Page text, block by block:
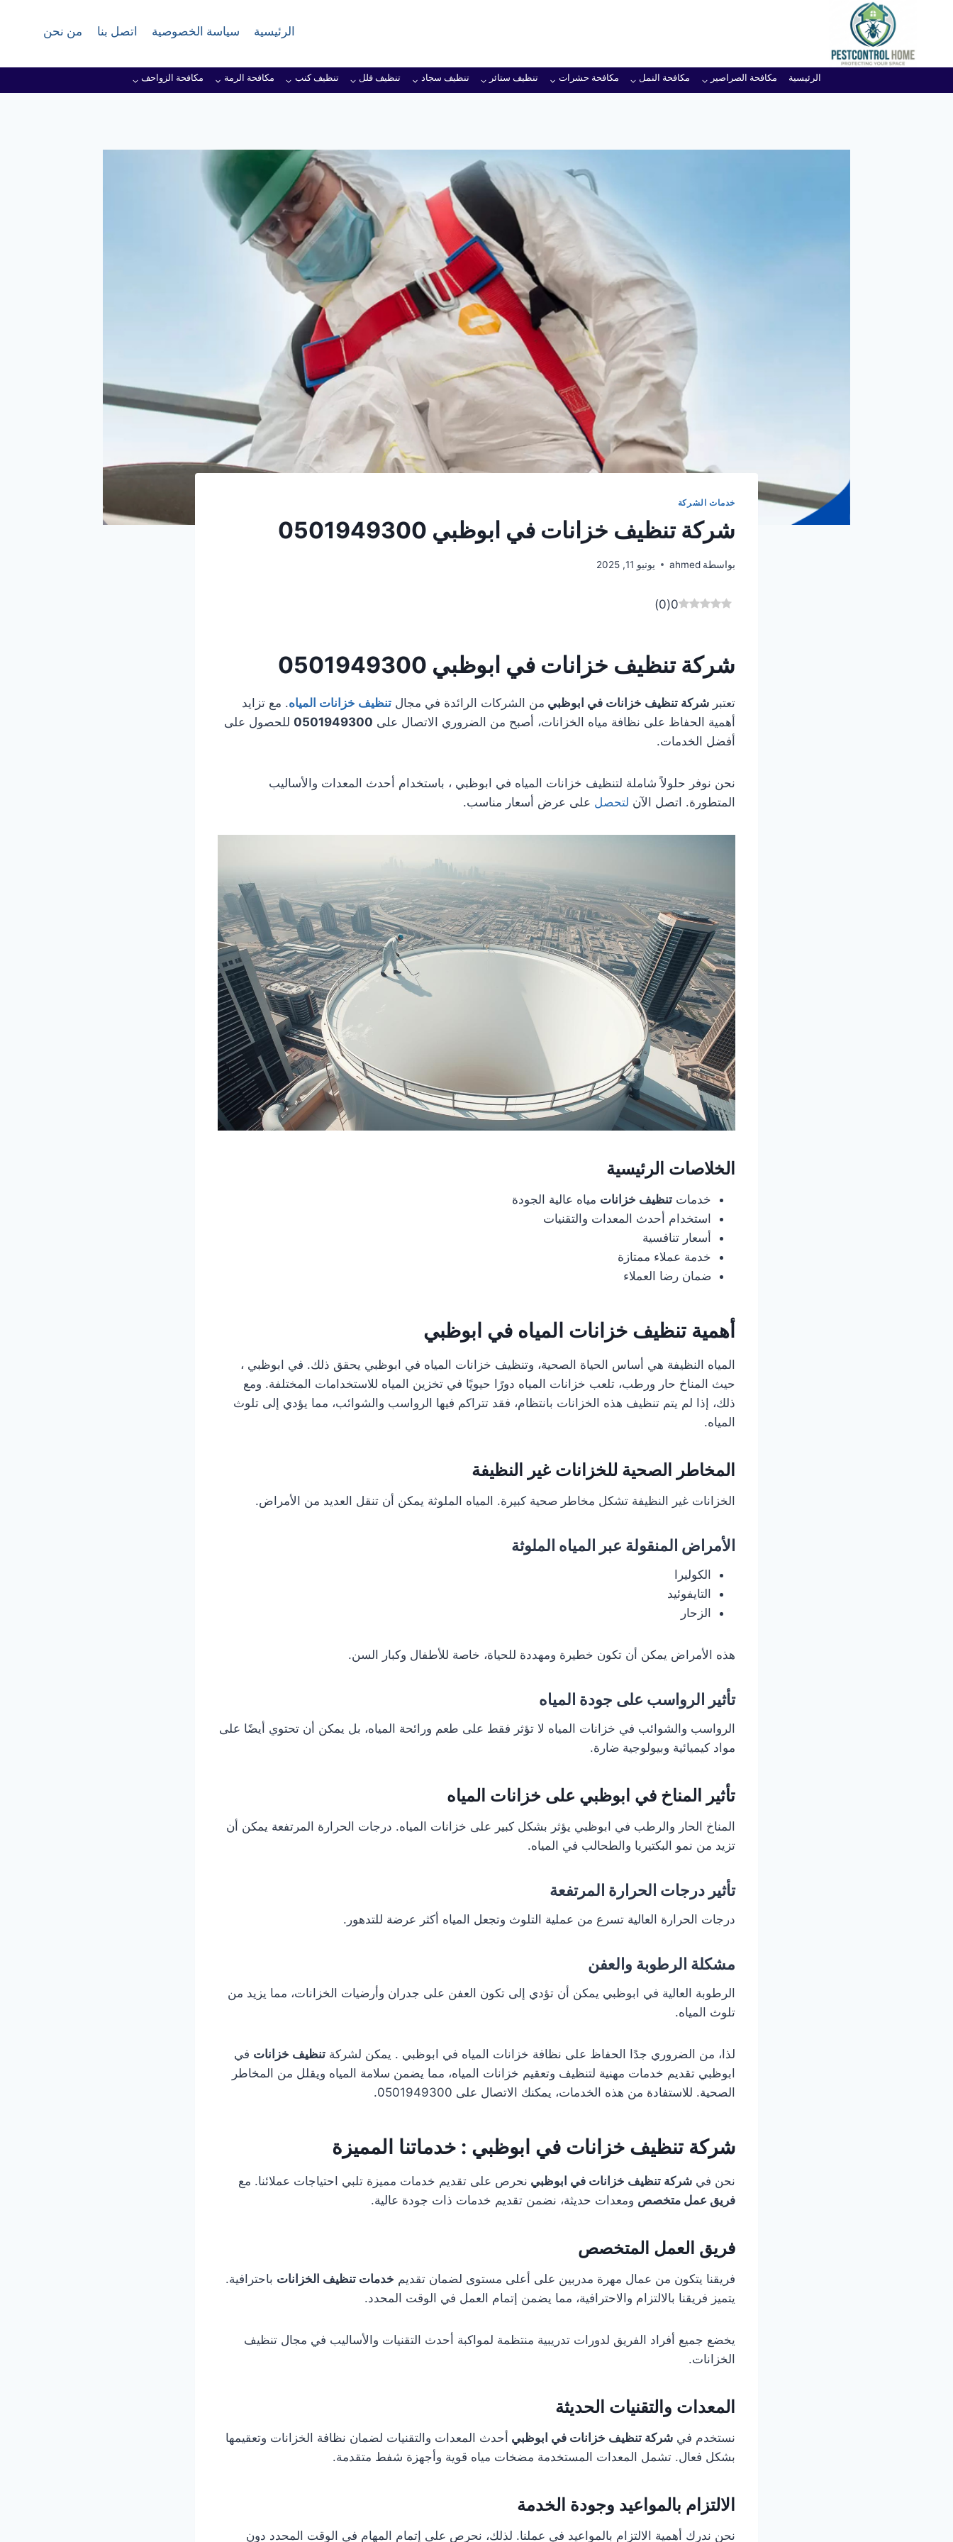
المحتوى
الرئيسية سياسة الخصوصية اتصل بنا من نحن
الرئيسية مكافحة الصراصير مكافحة النمل مكافحة حشرات تنظيف ستائر تنظيف سجاد تنظيف فلل تنظيف كنب مكافحة الرمة مكافحة الزواحف
خدمات الشركة
شركة تنظيف خزانات في ابوظبي 0501949300
بواسطة ahmed يونيو 11, 2025
0
(
0
)
شركة تنظيف خزانات في ابوظبي 0501949300
تعتبر شركة تنظيف خزانات في ابوظبي من الشركات الرائدة في مجال تنظيف خزانات المياه. مع تزايد
أهمية الحفاظ على نظافة مياه الخزانات، أصبح من الضروري الاتصال على 0501949300 للحصول على
أفضل الخدمات.
نحن نوفر حلولاً شاملة لتنظيف خزانات المياه في ابوظبي ، باستخدام أحدث المعدات والأساليب
المتطورة. اتصل الآن لتحصل على عرض أسعار مناسب.
الخلاصات الرئيسية
خدمات تنظيف خزانات مياه عالية الجودة
استخدام أحدث المعدات والتقنيات
أسعار تنافسية
خدمة عملاء ممتازة
ضمان رضا العملاء
أهمية تنظيف خزانات المياه في ابوظبي
المياه النظيفة هي أساس الحياة الصحية، وتنظيف خزانات المياه في ابوظبي يحقق ذلك. في ابوظبي ،
حيث المناخ حار ورطب، تلعب خزانات المياه دورًا حيويًا في تخزين المياه للاستخدامات المختلفة. ومع
ذلك، إذا لم يتم تنظيف هذه الخزانات بانتظام، فقد تتراكم فيها الرواسب والشوائب، مما يؤدي إلى تلوث
المياه.
المخاطر الصحية للخزانات غير النظيفة
الخزانات غير النظيفة تشكل مخاطر صحية كبيرة. المياه الملوثة يمكن أن تنقل العديد من الأمراض.
الأمراض المنقولة عبر المياه الملوثة
الكوليرا
التايفوئيد
الزحار
هذه الأمراض يمكن أن تكون خطيرة ومهددة للحياة، خاصة للأطفال وكبار السن.
تأثير الرواسب على جودة المياه
الرواسب والشوائب في خزانات المياه لا تؤثر فقط على طعم ورائحة المياه، بل يمكن أن تحتوي أيضًا على
مواد كيميائية وبيولوجية ضارة.
تأثير المناخ في ابوظبي على خزانات المياه
المناخ الحار والرطب في ابوظبي يؤثر بشكل كبير على خزانات المياه. درجات الحرارة المرتفعة يمكن أن
تزيد من نمو البكتيريا والطحالب في المياه.
تأثير درجات الحرارة المرتفعة
درجات الحرارة العالية تسرع من عملية التلوث وتجعل المياه أكثر عرضة للتدهور.
مشكلة الرطوبة والعفن
الرطوبة العالية في ابوظبي يمكن أن تؤدي إلى تكون العفن على جدران وأرضيات الخزانات، مما يزيد من
تلوث المياه.
لذا، من الضروري جدًا الحفاظ على نظافة خزانات المياه في ابوظبي . يمكن لشركة تنظيف خزانات في
ابوظبي تقديم خدمات مهنية لتنظيف وتعقيم خزانات المياه، مما يضمن سلامة المياه ويقلل من المخاطر
الصحية. للاستفادة من هذه الخدمات، يمكنك الاتصال على 0501949300.
شركة تنظيف خزانات في ابوظبي : خدماتنا المميزة
نحن في شركة تنظيف خزانات في ابوظبي نحرص على تقديم خدمات مميزة تلبي احتياجات عملائنا. مع
فريق عمل متخصص ومعدات حديثة، نضمن تقديم خدمات ذات جودة عالية.
فريق العمل المتخصص
فريقنا يتكون من عمال مهرة مدربين على أعلى مستوى لضمان تقديم خدمات تنظيف الخزانات باحترافية.
يتميز فريقنا بالالتزام والاحترافية، مما يضمن إتمام العمل في الوقت المحدد.
يخضع جميع أفراد الفريق لدورات تدريبية منتظمة لمواكبة أحدث التقنيات والأساليب في مجال تنظيف
الخزانات.
المعدات والتقنيات الحديثة
نستخدم في شركة تنظيف خزانات في ابوظبي أحدث المعدات والتقنيات لضمان نظافة الخزانات وتعقيمها
بشكل فعال. تشمل المعدات المستخدمة مضخات مياه قوية وأجهزة شفط متقدمة.
الالتزام بالمواعيد وجودة الخدمة
نحن ندرك أهمية الالتزام بالمواعيد في عملنا. لذلك، نحرص على إتمام المهام في الوقت المحدد دون